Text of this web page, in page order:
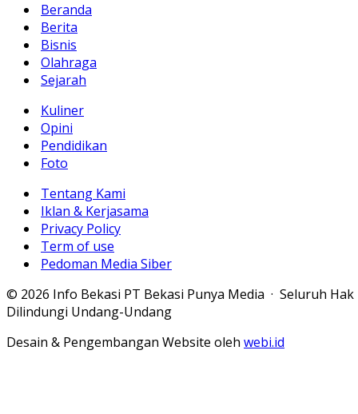
Beranda
Berita
Bisnis
Olahraga
Sejarah
Kuliner
Opini
Pendidikan
Foto
Tentang Kami
Iklan & Kerjasama
Privacy Policy
Term of use
Pedoman Media Siber
© 2026 Info Bekasi PT Bekasi Punya Media · Seluruh Hak
Dilindungi Undang-Undang
Desain & Pengembangan Website oleh webi.id